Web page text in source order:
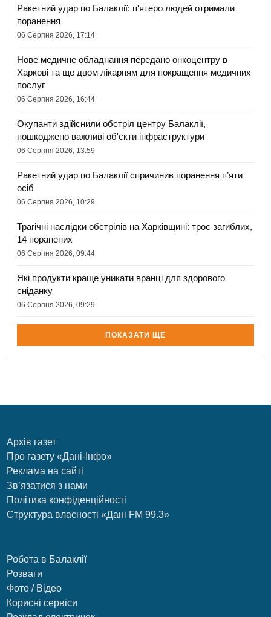
Ракетний удар по Балаклії: п'ятеро людей отримали
поранення
06 Серпня 2026, 17:14
Нове медичне обладнання передано онкоцентру в
Харкові та ще двом лікарням для покращення медичних
послуг
06 Серпня 2026, 16:44
Окупанти здійснили обстріл центру Балаклії,
пошкоджено важливі об'єкти інфраструктури
06 Серпня 2026, 13:59
Ракетний удар по Балаклії спричинив поранення п’яти
осіб
06 Серпня 2026, 10:29
Трагічні наслідки обстрілів на Харківщині: троє загиблих,
14 поранених
06 Серпня 2026, 09:44
Які продукти краще уникати вранці для здорового
сніданку
06 Серпня 2026, 09:29
ПОКАЗАТИ ЩЕ
Архів газет
Про газету «Дані-Інфо»
Реклама на сайті
Зв’язатися з нами
Політика конфіденційності
Структура власності «Дані FM 99.3»
Робота в Балаклії
Розваги
Фото / Відео
Корисні сервіси